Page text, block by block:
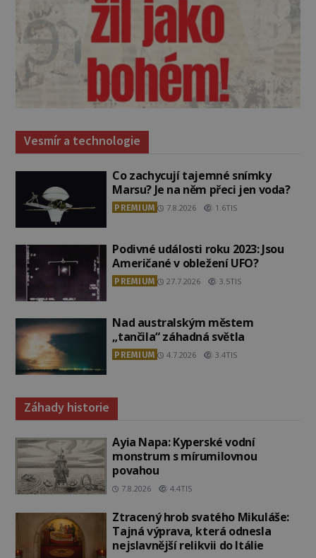
Vesmír a technologie
Co zachycují tajemné snímky
Marsu? Je na něm přeci jen voda?
PREMIUM 7.8.2026 1.6TIS
Podivné události roku 2023: Jsou
Američané v obležení UFO?
PREMIUM 27.7.2026 3.5TIS
Nad australským městem
„tančila“ záhadná světla
PREMIUM 4.7.2026 3.4TIS
Záhady historie
Ayia Napa: Kyperské vodní
monstrum s mírumilovnou
povahou
7.8.2026 4.4TIS
Ztracený hrob svatého Mikuláše:
Tajná výprava, která odnesla
nejslavnější relikvii do Itálie